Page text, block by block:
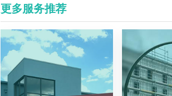
更多服务推荐